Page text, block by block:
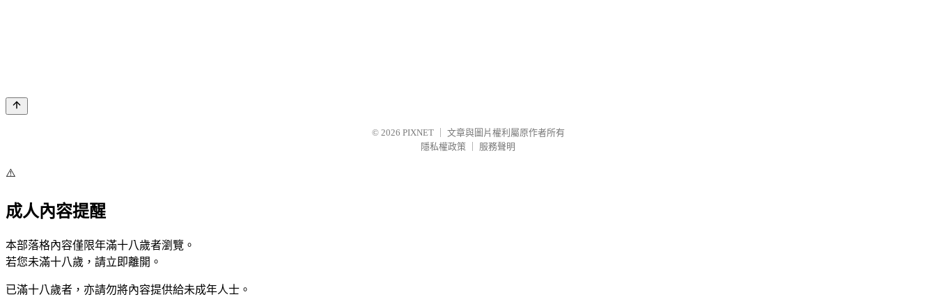
© 2026 PIXNET
文章與圖片權利屬原作者所有
隱私權政策
服務聲明
⚠️
成人內容提醒
本部落格內容僅限年滿十八歲者瀏覽。
若您未滿十八歲，請立即離開。
已滿十八歲者，亦請勿將內容提供給未成年人士。